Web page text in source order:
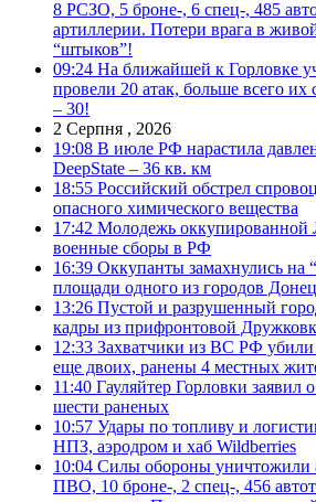
8 РСЗО, 5 броне-, 6 спец-, 485
артиллерии. Потери врага в
“штыков”!
09:24 На ближайшей к Горловке
провели 20 атак, больше всего
– 30!
2 Серпня , 2026
19:08 В июле РФ нарастила
DeepState – 36 кв. км
18:55 Российский обстрел
опасного химического вещества
17:42 Молодежь оккупированной
военные сборы в РФ
16:39 Оккупанты замахнулись на
площади одного из городов
13:26 Пустой и разрушенный
кадры из прифронтовой
12:33 Захватчики из ВС РФ убили
еще двоих, ранены 4 местных
11:40 Гауляйтер Горловки заявил
шести раненых
10:57 Удары по топливу и
НПЗ, аэродром и хаб Wildberries
10:04 Силы обороны уничтожили
ПВО, 10 броне-, 2 спец-, 456